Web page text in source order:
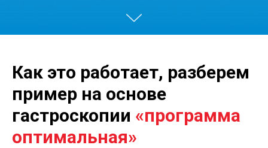
Как это работает, разберем
пример на основе
гастроскопии «программа
оптимальная»